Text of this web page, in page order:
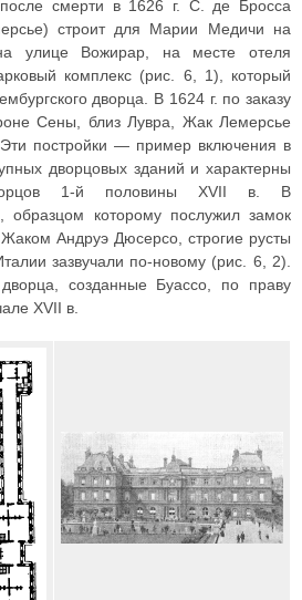
смерти в 1626 г. С. де Бросса
строит для Марии Медичи на
улице Вожирар, на месте отеля
комплекс (рис. 6, 1), который
дворца. В 1624 г. по заказу
Сены, близ Лувра, Жак Лемерсье
Эти постройки — пример включения в
дворцовых зданий и характерны
1-й половины XVII в. В
образцом которому послужил замок
Андруэ Дюсерсо, строгие русты
зазвучали по-новому (рис. 6, 2).
созданные Буассо, по праву
XVII в.